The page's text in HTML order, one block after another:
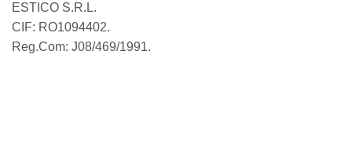
ESTICO S.R.L.
CIF: RO1094402.
Reg.Com: J08/469/1991.